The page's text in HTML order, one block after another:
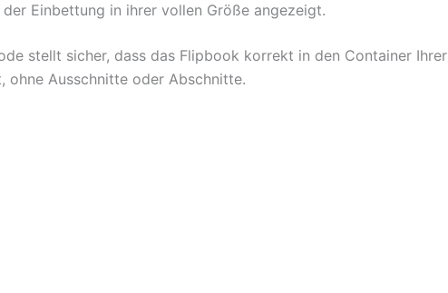
Einbettung in ihrer vollen Größe angezeigt.
stellt sicher, dass das Flipbook korrekt in den Container Ihrer
ohne Ausschnitte oder Abschnitte.